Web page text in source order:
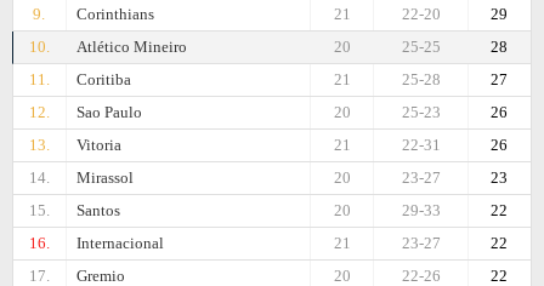
9.
Corinthians 29
22-20
21
10.
Atlético Mineiro 28
25-25
20
11.
Coritiba 27
25-28
21
12.
Sao Paulo 26
25-23
20
13.
Vitoria 26
22-31
21
14.
Mirassol 23
23-27
20
15.
Santos 22
29-33
20
16.
Internacional 22
23-27
21
17.
Gremio 22
22-26
20